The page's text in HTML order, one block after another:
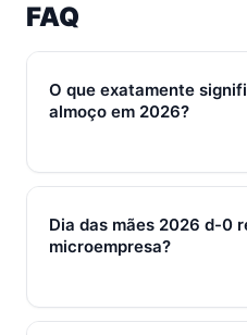
FAQ
O que exatamente
almoço em 2026?
Em 2026, dia das mães
fechamento e pós-venda
WhatsApp + CRM + IA —
Dia das mães 2026 d-0
microempresa?
Sim — e quanto antes